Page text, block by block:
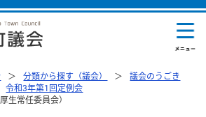
分類から探す（議会）
議会のうごき
令和3年第1回定例会
生常任委員会）